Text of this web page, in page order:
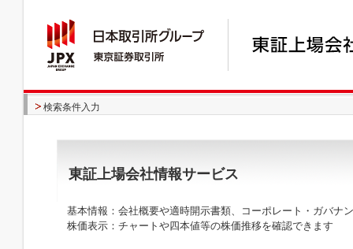
検索条件入力
東証上場会社情報サービス
基本情報：会社概要や適時開示書類、コーポレート・ガバナ
株価表示：チャートや四本値等の株価推移を確認できます